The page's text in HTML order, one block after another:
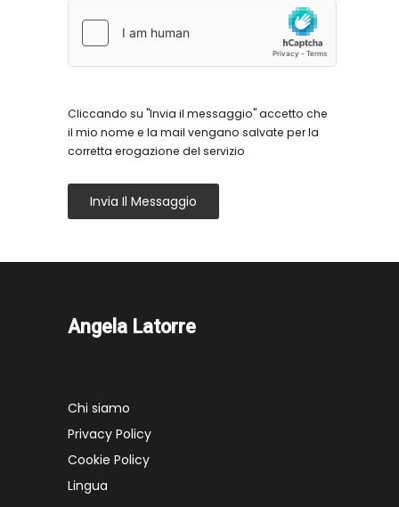
Cliccando su "Invia il messaggio" accetto che
il mio nome e la mail vengano salvate per la
corretta erogazione del servizio
Invia Il Messaggio
Angela Latorre
Chi siamo
Privacy Policy
Cookie Policy
Lingua